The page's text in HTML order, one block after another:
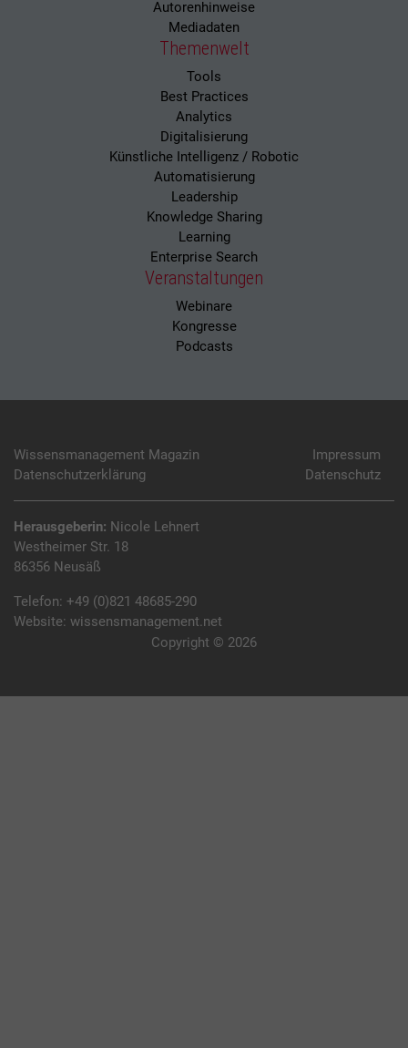
Autorenhinweise
Mediadaten
Themenwelt
Tools
Best Practices
Analytics
Digitalisierung
Künstliche Intelligenz / Robotic
Automatisierung
Leadership
Knowledge Sharing
Learning
Enterprise Search
Veranstaltungen
Webinare
Kongresse
Podcasts
Wissensmanagement Magazin
Impressum
Datenschutzerklärung
Datenschutz
Herausgeberin: Nicole Lehnert
Westheimer Str. 18
86356 Neusäß
Telefon: +49 (0)821 48685-290
Website: wissensmanagement.net
Copyright © 2026